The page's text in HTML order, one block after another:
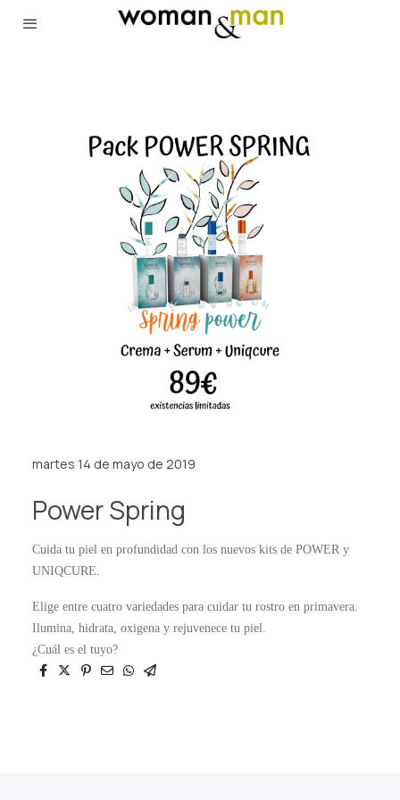
martes 14 de mayo de 2019
Power Spring
Cuida tu piel en profundidad con los nuevos kits de POWER y
UNIQCURE.
Elige entre cuatro variedades para cuidar tu rostro en primavera.
Ilumina, hidrata, oxigena y rejuvenece tu piel.
¿Cuál es el tuyo?